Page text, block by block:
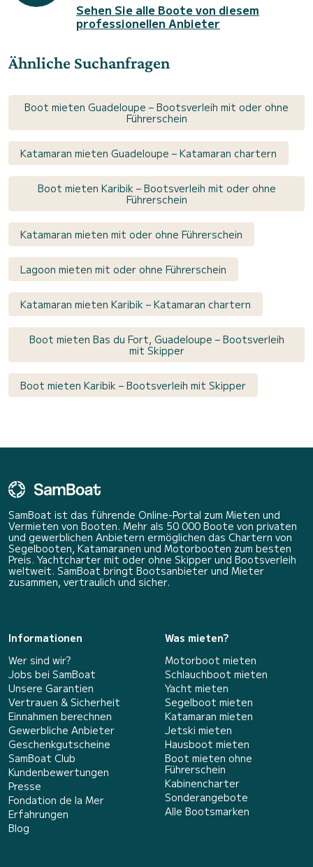
Sehen Sie alle Boote von diesem
professionellen Anbieter
Ähnliche Suchanfragen
Boot mieten Guadeloupe – Bootsverleih mit oder ohne
Führerschein
Katamaran mieten Guadeloupe – Katamaran chartern
Boot mieten Karibik – Bootsverleih mit oder ohne
Führerschein
Katamaran mieten mit oder ohne Führerschein
Lagoon mieten mit oder ohne Führerschein
Katamaran mieten Karibik – Katamaran chartern
Boot mieten Bas du Fort, Guadeloupe – Bootsverleih
mit Skipper
Boot mieten Karibik – Bootsverleih mit Skipper
SamBoat ist das führende Online-Portal zum Mieten und
Vermieten von Booten. Mehr als 50 000 Boote von privaten
und gewerblichen Anbietern ermöglichen das Chartern von
Segelbooten, Katamaranen und Motorbooten zum besten
Preis. Yachtcharter mit oder ohne Skipper und Bootsverleih
weltweit. SamBoat bringt Bootsanbieter und Mieter
zusammen, vertraulich und sicher.
Informationen
Wer sind wir?
Jobs bei SamBoat
Unsere Garantien
Vertrauen & Sicherheit
Einnahmen berechnen
Gewerbliche Anbieter
Geschenkgutscheine
SamBoat Club
Kundenbewertungen
Presse
Fondation de la Mer
Erfahrungen
Blog
Was mieten?
Motorboot mieten
Schlauchboot mieten
Yacht mieten
Segelboot mieten
Katamaran mieten
Jetski mieten
Hausboot mieten
Boot mieten ohne
Führerschein
Kabinencharter
Sonderangebote
Alle Bootsmarken